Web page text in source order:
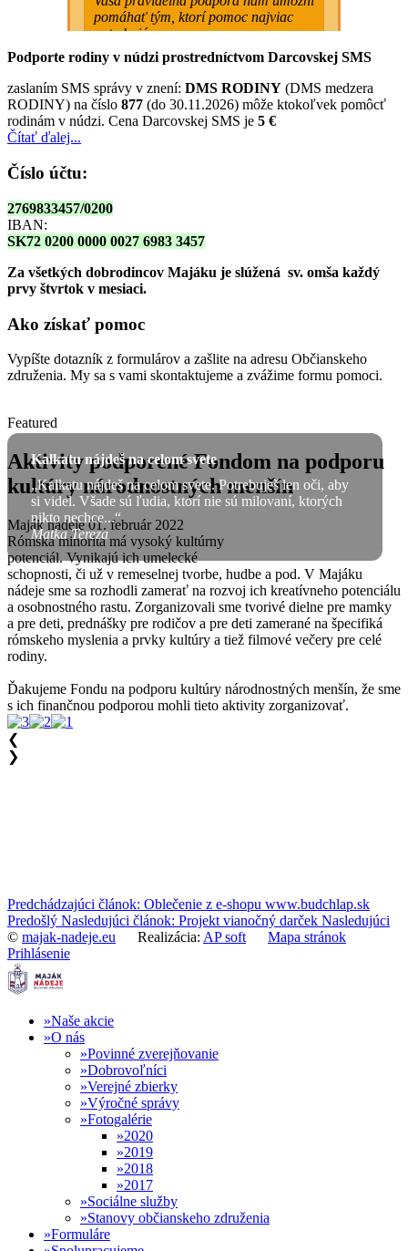
Podporte rodiny v núdzi prostredníctvom Darcovskej SMS
zaslaním SMS správy v znení: DMS RODINY (DMS medzera
RODINY) na číslo 877 (do 30.11.2026) môže ktokoľvek pomôcť
rodinám v núdzi. Cena Darcovskej SMS je 5 €
Čítať ďalej...
Číslo účtu:
2769833457/0200
IBAN:
SK72 0200 0000 0027 6983 3457
Za všetkých dobrodincov Majáku je slúžená sv. omša každý
prvy štvrtok v mesiaci.
Ako získať pomoc
Vypíšte dotazník z formulárov a zašlite na adresu Občianskeho
združenia. My sa s vami skontaktujeme a zvážime formu pomoci.
Kalkatu nájdeš na celom svete
„Kalkatu nájdeš na celom svete. Potrebuješ len oči, aby
si videl. Všade sú ľudia, ktorí nie sú milovaní, ktorých
nikto nechce...“
Matka Tereza
Featured
Aktivity podporené Fondom na podporu
kultúry národnostných menšín
Maják nádeje 01. február 2022
Rómska minorita má vysoký kultúrny
potenciál. Vynikajú ich umelecké
schopnosti, či už v remeselnej tvorbe, hudbe a pod. V Majáku
nádeje sme sa rozhodli zamerať na rozvoj ich kreatívneho potenciálu
a osobnostného rastu. Zorganizovali sme tvorivé dielne pre mamky
a pre deti, prednášky pre rodičov a pre deti zamerané na špecifiká
rómskeho myslenia a prvky kultúry a tiež filmové večery pre celé
rodiny.
Ďakujeme Fondu na podporu kultúry národnostných menšín, že sme
s ich finančnou podporou mohli tieto aktivity zorganizovať.
❮
❯
Predchádzajúci článok: Oblečenie z e-shopu www.budchlap.sk
Predošlý Nasledujúci článok: Projekt vianočný darček Nasledujúci
© majak-nadeje.eu Realizácia: AP soft
Mapa stránok
Prihlásenie
Naše akcie
O nás
Povinné zverejňovanie
Dobrovoľníci
Verejné zbierky
Výročné správy
Fotogalérie
2020
2019
2018
2017
Sociálne služby
Stanovy občianskeho združenia
Formuláre